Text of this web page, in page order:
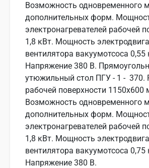
Возможность одновременного
дополнительных форм.
электронагревателей рабочей
1,8 кВт. Мощность
вентилятора вакуумотсоса 0,55
Напряжение 380 В.
утюжильный стол ПГУ - 1 - 370.
рабочей поверхности 1150х600
Возможность одновременного
дополнительных форм.
электронагревателей рабочей
1,8 кВт. Мощность
вентилятора вакуумотсоса 0,75
Напряжение 380 В.